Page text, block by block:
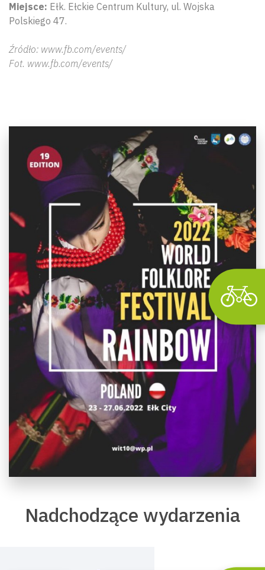
Miejsce: Ełk. Ełckie Centrum Kultury, ul. Wojska
Polskiego 47.
Źródło: www.fb.com/events/
Fot. www.fb.com/events/
Nadchodzące wydarzenia